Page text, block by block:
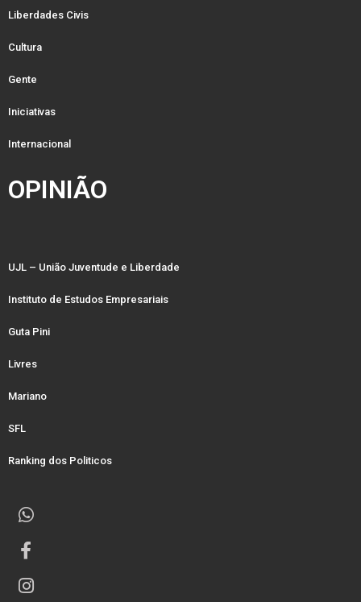
Liberdades Civis
Cultura
Gente
Iniciativas
Internacional
OPINIÃO
UJL – União Juventude e Liberdade
Instituto de Estudos Empresariais
Guta Pini
Livres
Mariano
SFL
Ranking dos Politicos